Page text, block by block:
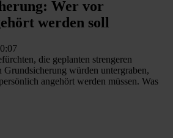
Wer vor
werden soll
die geplanten strengeren
Grundsicherung würden untergraben,
angehört werden müssen. Was